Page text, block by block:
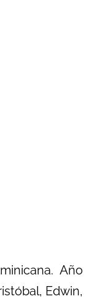
Año
Edwin,